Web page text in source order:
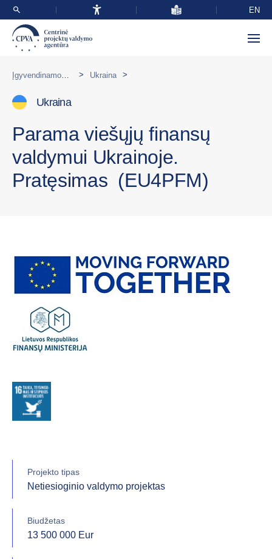
EN
> Ukraina >
Ukraina
Parama viešųjų finansų
valdymui Ukrainoje.
Pratęsimas (EU4PFM)
Projekto tipas
Netiesioginio valdymo projektas
Biudžetas
13 500 000 Eur